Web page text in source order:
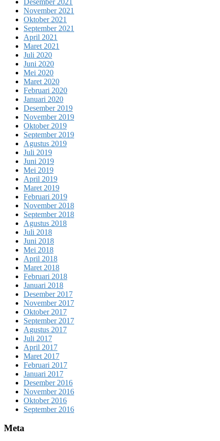
November 2021
Oktober 2021
September 2021
April 2021
Maret 2021
Juli 2020
Juni 2020
Mei 2020
Maret 2020
Februari 2020
Januari 2020
Desember 2019
November 2019
Oktober 2019
September 2019
Agustus 2019
Juli 2019
Juni 2019
Mei 2019
April 2019
Maret 2019
Februari 2019
November 2018
September 2018
Agustus 2018
Juli 2018
Juni 2018
Mei 2018
April 2018
Maret 2018
Februari 2018
Januari 2018
Desember 2017
November 2017
Oktober 2017
September 2017
Agustus 2017
Juli 2017
April 2017
Maret 2017
Februari 2017
Januari 2017
Desember 2016
November 2016
Oktober 2016
September 2016
Meta